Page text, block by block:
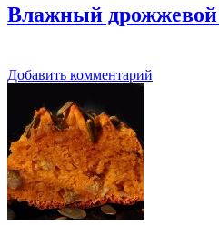
Влажный
Добавить комментарий